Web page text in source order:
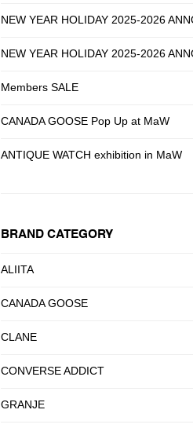
NEW YEAR HOLIDAY 2025-2026
NEW YEAR HOLIDAY 2025-2026
Members SALE
CANADA GOOSE Pop Up at MaW
ANTIQUE WATCH exhibition in MaW
BRAND CATEGORY
ALIITA
CANADA GOOSE
CLANE
CONVERSE ADDICT
GRANJE